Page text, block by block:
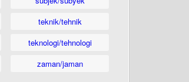
teknik/tehnik
teknologi/tehnologi
zaman/jaman